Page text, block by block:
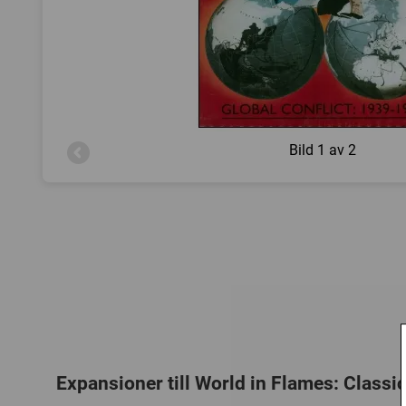
Bild 1 av 2
Expansioner till World in Flames: